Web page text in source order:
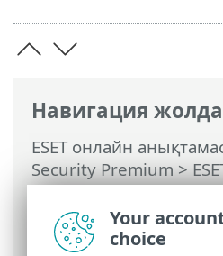
Навигация
ESET онлайн
Security Premium>
Premium
Анықтама және
Security Premium
Your
choice